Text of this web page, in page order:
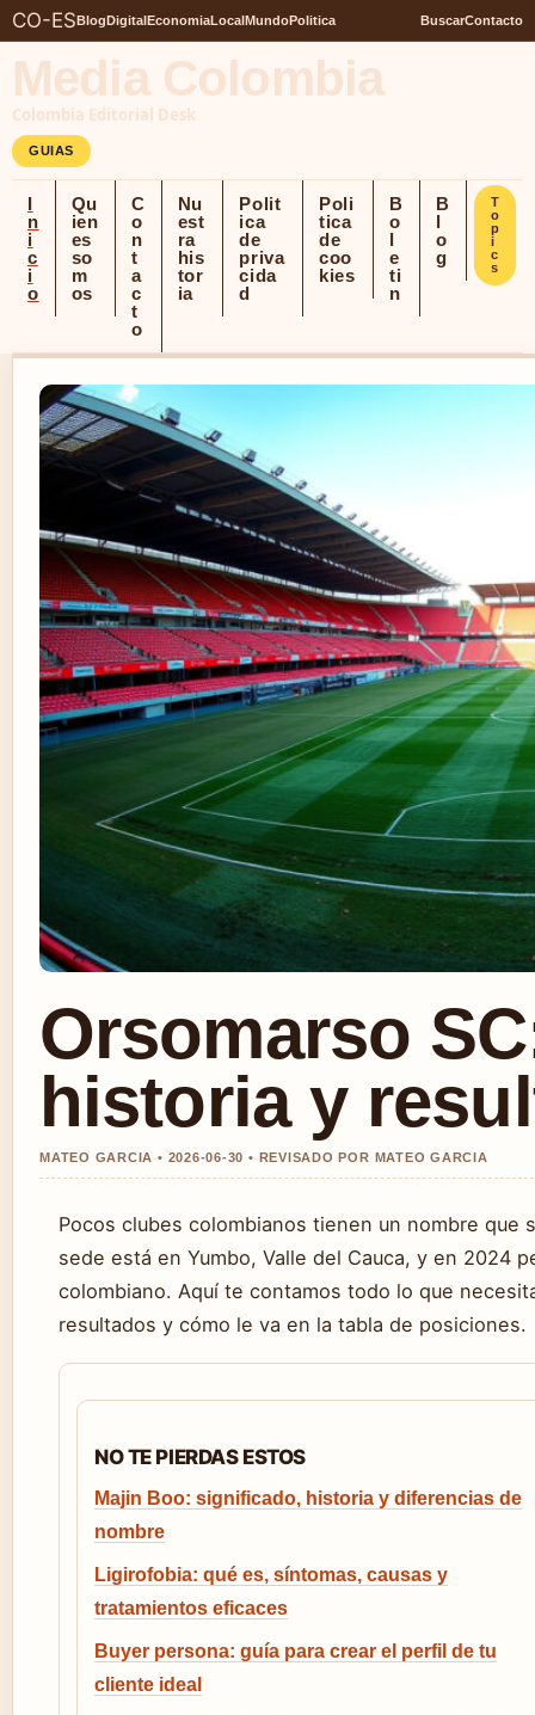
CO-ESBlogDigitalEconomiaLocalMundoPolitica BuscarContacto
Media Colombia
Colombia Editorial Desk
GUIAS
I
n
i
c
i
o
Qu
ien
es
so
m
os
C
o
n
t
a
c
t
o
Nu
est
ra
his
tor
ia
Polit
ica
de
priva
cida
d
Poli
tica
de
coo
kies
B
o
l
e
ti
n
B
l
o
g
T
o
p
i
c
s
Orsomarso
historia y
MATEO GARCIA • 2026-06-30 • REVISADO POR MATEO GARCIA
Pocos clubes colombianos tienen un nombre que
sede está en Yumbo, Valle del Cauca, y en 2024
colombiano. Aquí te contamos todo lo que
resultados y cómo le va en la tabla de posiciones.
NO TE PIERDAS ESTOS
Majin Boo: significado, historia y diferencias de
nombre
Ligirofobia: qué es, síntomas, causas y
tratamientos eficaces
Buyer persona: guía para crear el perfil de tu
cliente ideal